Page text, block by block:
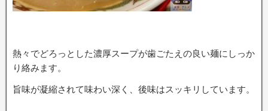
熱々でどろっとした濃厚スープが歯ごたえの良い麺にしっか
り絡みます。
旨味が凝縮されて味わい深く、後味はスッキリしています。